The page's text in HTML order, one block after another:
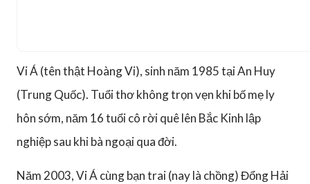
Vi Á (tên thật Hoàng Vi), sinh năm 1985 tại An Huy
(Trung Quốc). Tuổi thơ không trọn vẹn khi bố mẹ ly
hôn sớm, năm 16 tuổi cô rời quê lên Bắc Kinh lập
nghiệp sau khi bà ngoại qua đời.
Năm 2003, Vi Á cùng bạn trai (nay là chồng) Đổng Hải